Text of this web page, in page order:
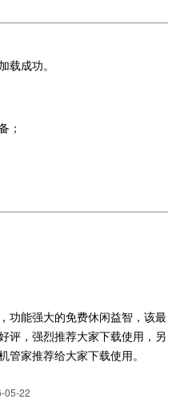
载成功。
；
功能强大的免费休闲益智，该最
评，强烈推荐大家下载使用，另
家推荐给大家下载使用。
05-22